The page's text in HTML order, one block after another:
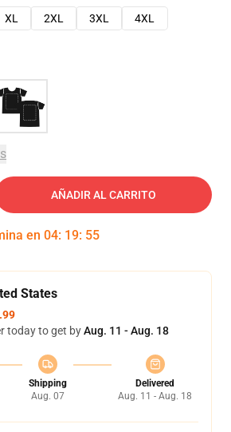
XL 2XL 3XL
4XL
AÑADIR AL CARRITO
en 04: 19: 54
States
today to get byAug. 11 - Aug. 18
Shipping
Aug. 07
Delivered
Aug. 11 - Aug. 18